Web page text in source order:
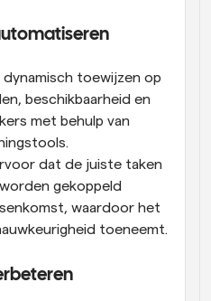
toewijzen op
beschikbaarheid en
met behulp van
dat de juiste taken
gekoppeld
waardoor het
toeneemt.